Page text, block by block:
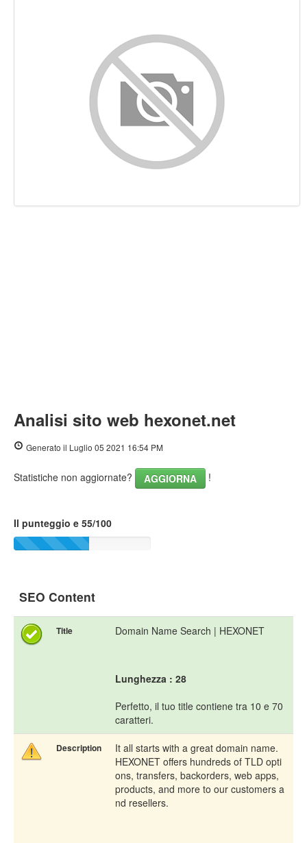
Keywords
Usabilita
Documento
Analisi sito web hexonet.net
Generato il Luglio 05 2021 16:54 PM
Statistiche non aggiornate? AGGIORNA !
Il punteggio e 55/100
SEO Content
Title Domain Name Search | HEXONET
Lunghezza : 28
Perfetto, il tuo title contiene tra 10 e 70
caratteri.
Description
It all starts with a great domain name.
HEXONET offers hundreds of TLD opti
ons, transfers, backorders, web apps,
products, and more to our customers a
nd resellers.